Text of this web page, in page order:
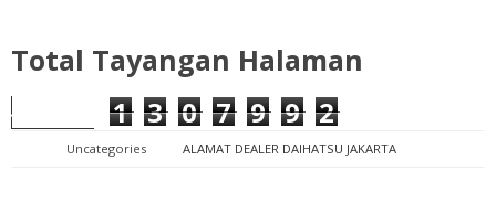
Total Tayangan Halaman
1 3 0 7 9 9 2
Uncategories
ALAMAT DEALER DAIHATSU JAKARTA